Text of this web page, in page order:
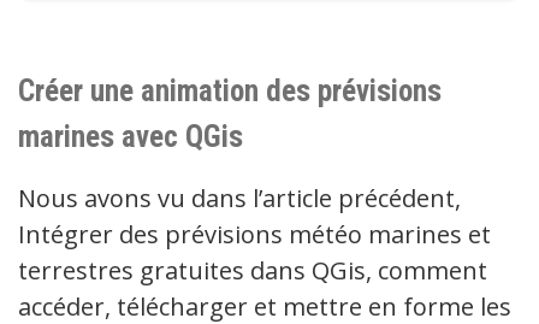
Créer une animation des prévisions
marines avec QGis
Nous avons vu dans l’article précédent,
Intégrer des prévisions météo marines et
terrestres gratuites dans QGis, comment
accéder, télécharger et mettre en forme les